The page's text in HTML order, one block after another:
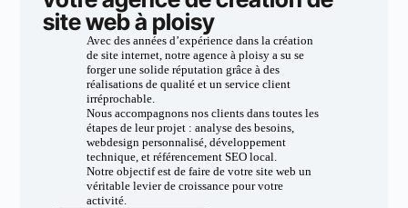
site web à ploisy
Avec des années d’expérience dans la création
de site internet, notre agence à ploisy a su se
forger une solide réputation grâce à des
réalisations de qualité et un service client
irréprochable.
Nous accompagnons nos clients dans toutes les
étapes de leur projet : analyse des besoins,
webdesign personnalisé, développement
technique, et référencement SEO local.
Notre objectif est de faire de votre site web un
véritable levier de croissance pour votre
activité.